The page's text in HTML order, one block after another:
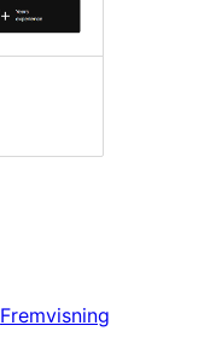
Fremvisning